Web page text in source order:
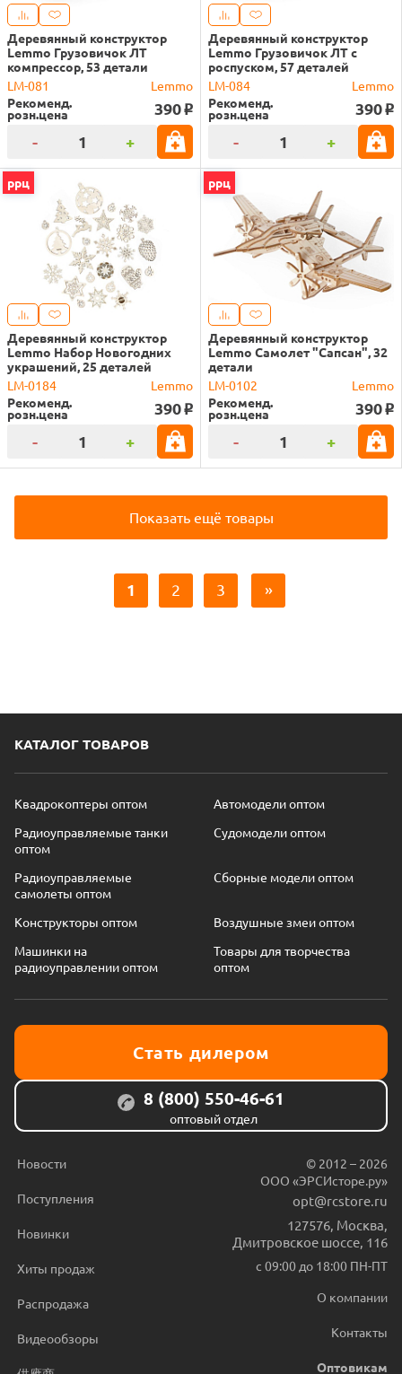
Деревянный конструктор
Lemmo Грузовичок ЛТ
компрессор, 53 детали
LM-081
Lemmo
Рекоменд.
розн.цена 390 o
- +
Деревянный конструктор
Lemmo Грузовичок ЛТ с
роспуском, 57 деталей
LM-084
Lemmo
Рекоменд.
розн.цена 390 o
- +
ррц
Деревянный конструктор
Lemmo Набор Новогодних
украшений, 25 деталей
LM-0184
Lemmo
Рекоменд.
розн.цена 390 o
- +
ррц
Деревянный конструктор
Lemmo Самолет "Сапсан", 32
детали
LM-0102
Lemmo
Рекоменд.
розн.цена 390 o
- +
Показать ещё товары
1 2 3 »
КАТАЛОГ ТОВАРОВ
Квадрокоптеры оптом
Автомодели оптом
Радиоуправляемые танки
оптом
Судомодели оптом
Радиоуправляемые
самолеты оптом
Сборные модели оптом
Конструкторы оптом
Воздушные змеи оптом
Машинки на
радиоуправлении оптом
Товары для творчества
оптом
Стать дилером
8 (800) 550-46-61
оптовый отдел
Новости
Поступления
Новинки
Хиты продаж
Распродажа
Видеообзоры
© 2012 – 2026
ООО «ЭРСИсторе.ру»
opt@rcstore.ru
127576, Москва,
Дмитровское шоссе, 116
с 09:00 до 18:00 ПН-ПТ
О компании
Контакты
Оптовикам